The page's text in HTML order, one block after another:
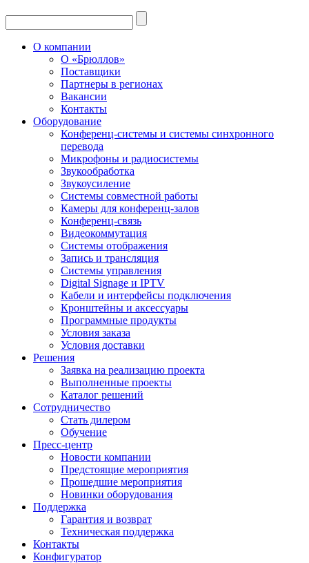
О компании
О «Брюллов»
Поставщики
Партнеры в регионах
Вакансии
Контакты
Оборудование
Конференц-системы и системы синхронного
перевода
Микрофоны и радиосистемы
Звукообработка
Звукоусиление
Системы совместной работы
Камеры для конференц-залов
Конференц-связь
Видеокоммутация
Системы отображения
Запись и трансляция
Системы управления
Digital Signage и IPTV
Кабели и интерфейсы подключения
Кронштейны и аксессуары
Программные продукты
Условия заказа
Условия доставки
Решения
Заявка на реализацию проекта
Выполненные проекты
Каталог решений
Сотрудничество
Стать дилером
Обучение
Пресс-центр
Новости компании
Предстоящие мероприятия
Прошедшие мероприятия
Новинки оборудования
Поддержка
Гарантия и возврат
Техническая поддержка
Контакты
Конфигуратор